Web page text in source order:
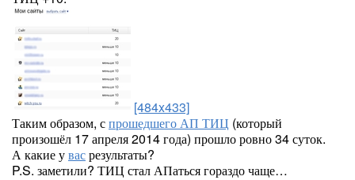
[484x433]
Таким образом, спрошедшего АП ТИЦ (который
произошёл 17 апреля 2014 года) прошло ровно 34 суток.
А какие увасрезультаты?
P.S. заметили? ТИЦ стал АПаться гораздо чаще…